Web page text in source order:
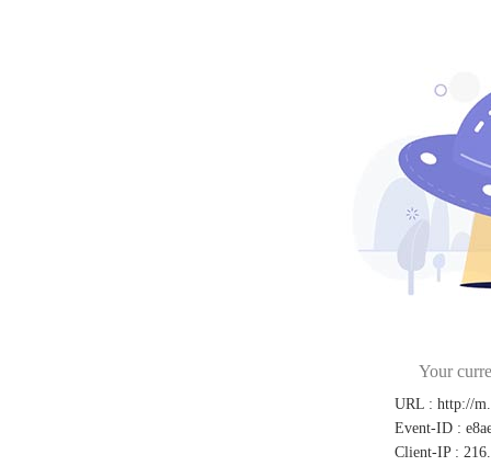
Your
URL : http://
Event-ID :
Client-IP :